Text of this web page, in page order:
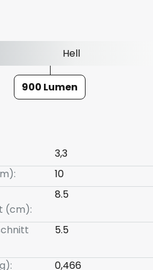
Hell
900 Lumen
3,3
10
(cm):
8.5
5.5
0,466